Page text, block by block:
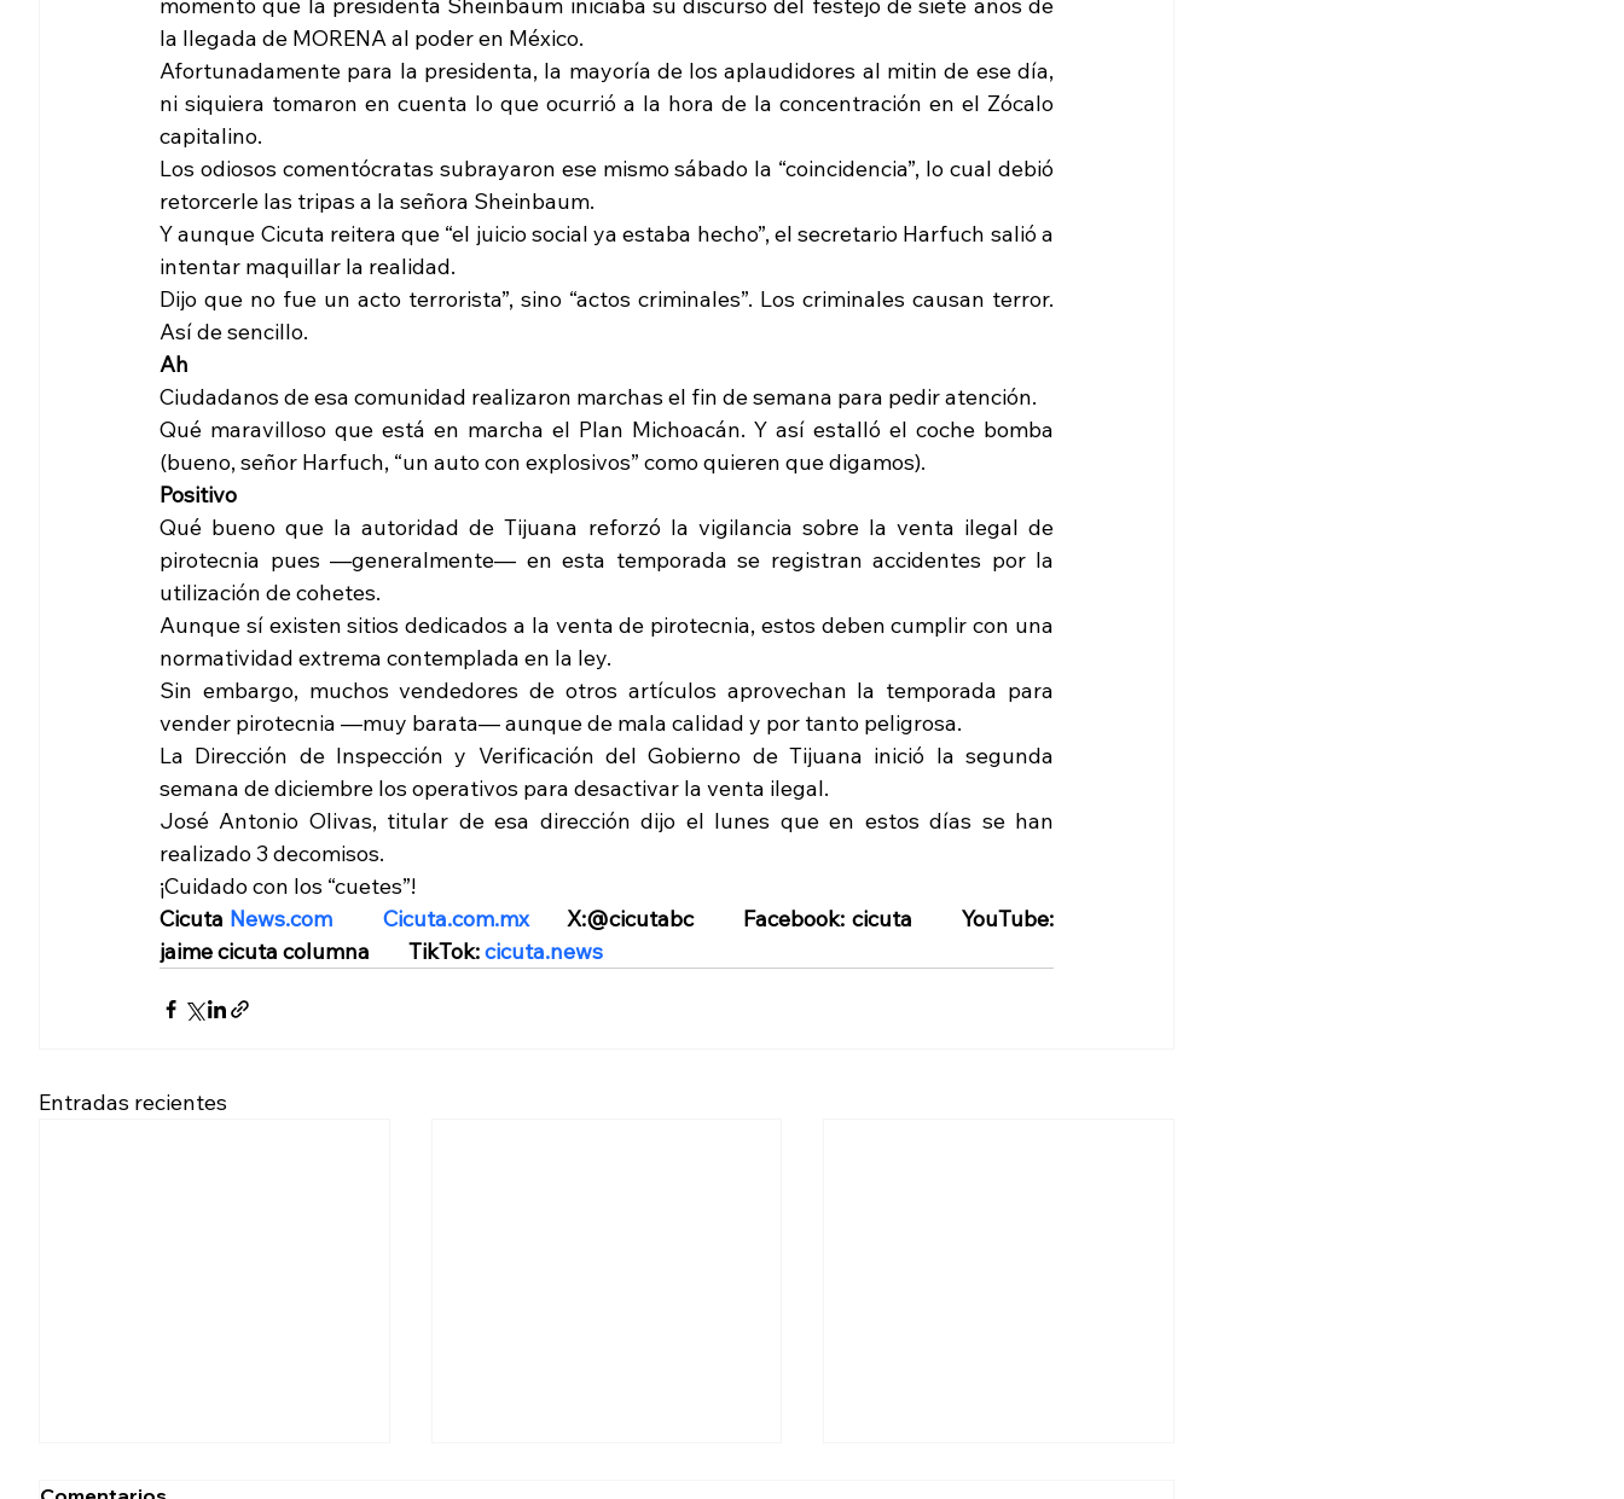
momento que la presidenta Sheinbaum iniciaba su discurso del festejo de siete años de
la llegada de MORENA al poder en México.
Afortunadamente para la presidenta, la mayoría de los aplaudidores al mitin de ese día,
ni siquiera tomaron en cuenta lo que ocurrió a la hora de la concentración en el Zócalo
capitalino.
Los odiosos comentócratas subrayaron ese mismo sábado la “coincidencia”, lo cual debió
retorcerle las tripas a la señora Sheinbaum.
Y aunque Cicuta reitera que “el juicio social ya estaba hecho”, el secretario Harfuch salió a
intentar maquillar la realidad.
Dijo que no fue un acto terrorista”, sino “actos criminales”. Los criminales causan terror.
Así de sencillo.
Ah
Ciudadanos de esa comunidad realizaron marchas el fin de semana para pedir atención.
Qué maravilloso que está en marcha el Plan Michoacán. Y así estalló el coche bomba
(bueno, señor Harfuch, “un auto con explosivos” como quieren que digamos).
Positivo
Qué bueno que la autoridad de Tijuana reforzó la vigilancia sobre la venta ilegal de
pirotecnia pues —generalmente— en esta temporada se registran accidentes por la
utilización de cohetes.
Aunque sí existen sitios dedicados a la venta de pirotecnia, estos deben cumplir con una
normatividad extrema contemplada en la ley.
Sin embargo, muchos vendedores de otros artículos aprovechan la temporada para
vender pirotecnia —muy barata— aunque de mala calidad y por tanto peligrosa.
La Dirección de Inspección y Verificación del Gobierno de Tijuana inició la segunda
semana de diciembre los operativos para desactivar la venta ilegal.
José Antonio Olivas, titular de esa dirección dijo el lunes que en estos días se han
realizado 3 decomisos.
¡Cuidado con los “cuetes”!
Cicuta News.com Cicuta.com.mx X:@cicutabc        Facebook: cicuta        YouTube:
jaime cicuta columna        TikTok: cicuta.news
Entradas recientes